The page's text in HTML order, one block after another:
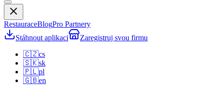
RestauraceBlogPro Partnery
Stáhnout aplikaci
Zaregistruj svou firmu
🇨🇿cs
🇸🇰sk
🇵🇱pl
🇬🇧en